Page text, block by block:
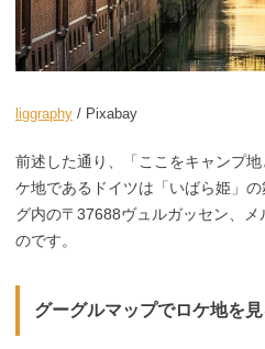
liggraphy / Pixabay
前述した通り、「ここをキャンプ
ケ地であるドイツは「いばら姫」
グ内の〒37688ヴュルガッセン、
のです。
グーグルマップでロケ地を